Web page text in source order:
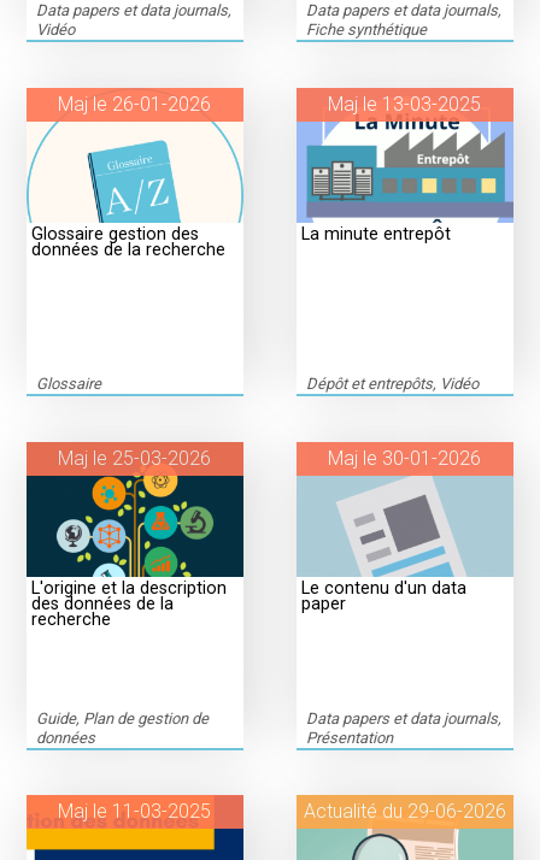
Data papers et data journals,
Vidéo
Data papers et data journals,
Fiche synthétique
Maj le 26-01-2026
Glossaire gestion des
données de la recherche
Glossaire
Maj le 13-03-2025
La minute entrepôt
Dépôt et entrepôts, Vidéo
Maj le 25-03-2026
L'origine et la description
des données de la
recherche
Guide, Plan de gestion de
données
Maj le 30-01-2026
Le contenu d'un data
paper
Data papers et data journals,
Présentation
Maj le 11-03-2025 Actualité du 29-06-2026